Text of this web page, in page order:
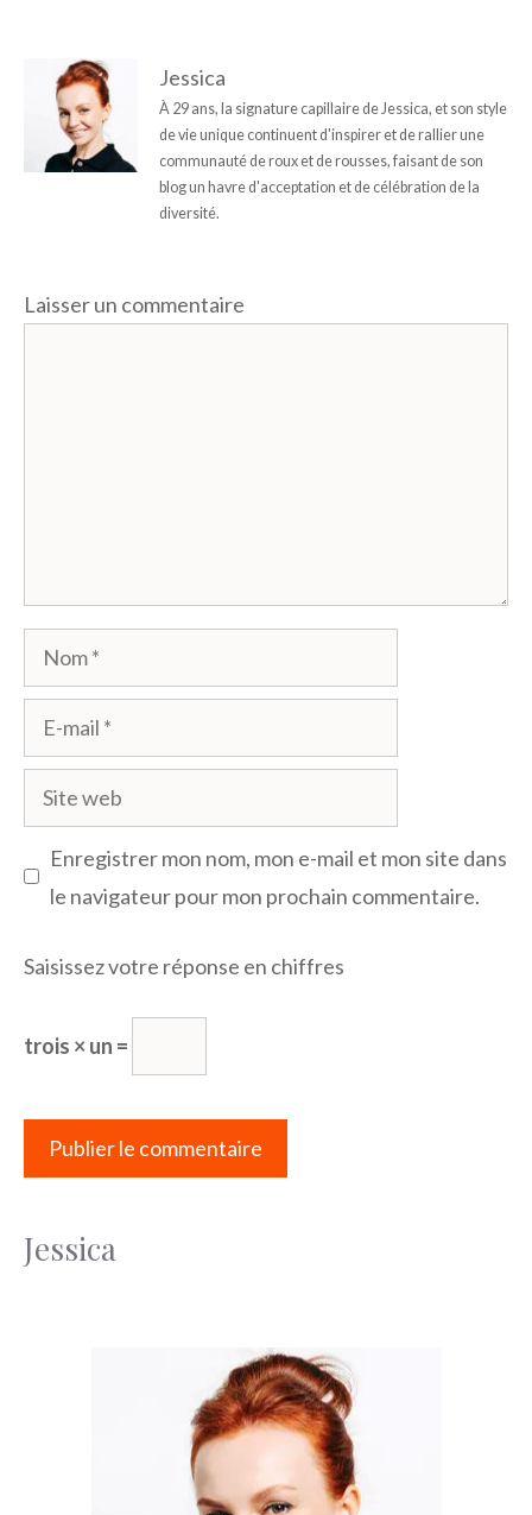
Jessica
À 29 ans, la signature capillaire de Jessica, et son style
de vie unique continuent d'inspirer et de rallier une
communauté de roux et de rousses, faisant de son
blog un havre d'acceptation et de célébration de la
diversité.
Laisser un commentaire
Nom
mail
Site
web
Enregistrer mon nom, mon e-mail et mon site dans
le navigateur pour mon prochain commentaire.
Saisissez votre réponse en chiffres
trois × un =
Jessica